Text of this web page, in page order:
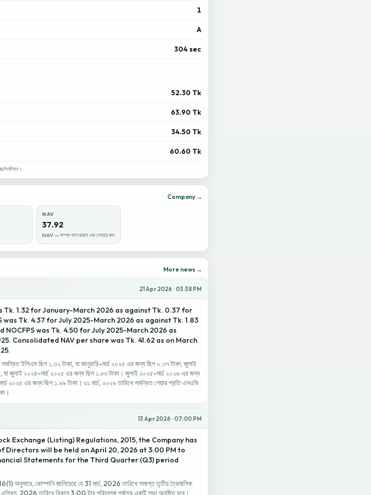
1
A
304 sec
52.30 Tk
63.90 Tk
34.50 Tk
60.60 Tk
সর্বনিম্ন।
Company →
NAV
37.92
NAV — সম্পদ ভাগ করলে এক শেয়ারে কত
More news →
21 Apr 2026 · 03:38 PM
Tk. 1.32 for January-March 2026 as against Tk. 0.37 for
Tk. 4.37 for July 2025-March 2026 as against Tk. 1.83
was Tk. 4.50 for July 2025-March 2026 as
Consolidated NAV per share was Tk. 41.62 as on March
ইপিএস ছিল ১.৩২ টাকা, যা জানুয়ারি-মার্চ ২০২৫ এর জন্য ছিল ০.৩৭ টাকা; জুলাই
জুলাই ২০২৪-মার্চ ২০২৫ এর জন্য ছিল ১.৮৩ টাকা। জুলাই ২০২৫-মার্চ ২০২৬ এর জন্য
২০২৫ এর জন্য ছিল ১.৯৯ টাকা। ৩১ মার্চ, ২০২৬ তারিখে সমন্বিত শেয়ার প্রতি এনএভি
13 Apr 2026 · 07:00 PM
Exchange (Listing) Regulations, 2015, the Company has
will be held on April 20, 2026 at 3:00 PM to
Statements for the Third Quarter (Q3) period
অনুসারে, কোম্পানি জানিয়েছে যে 31 মার্চ, 2026 তারিখে সমাপ্ত তৃতীয় ত্রৈমাসিক
2026 তারিখে বিকাল 3:00 টায় পরিচালক পর্ষদের একটি সভা অনুষ্ঠিত হবে।